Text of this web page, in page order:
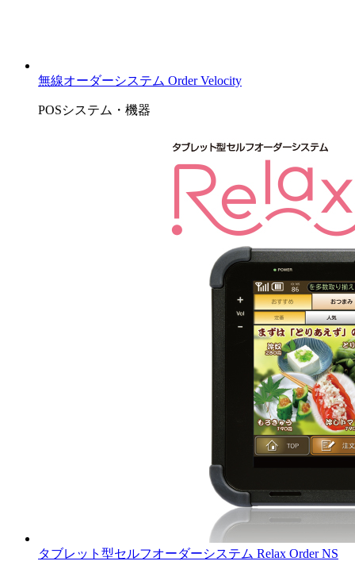
無線オーダーシステム Order Velocity
POSシステム・機器
タブレット型セルフオーダーシステム Relax Order NS